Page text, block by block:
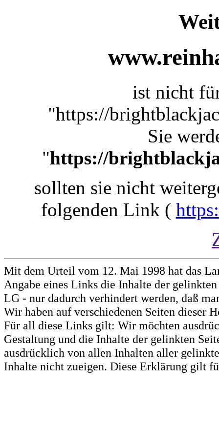
ist nicht
"https://
Sie
"https://
sollten sie nicht
folgenden Link (
Mit dem Urteil vom 12. Mai 1998 hat das
Angabe eines Links die Inhalte der
LG - nur dadurch verhindert werden, daß
Wir haben auf verschiedenen Seiten dieser
Für all diese Links gilt: Wir möchten
Gestaltung und die Inhalte der gelinkten
ausdrücklich von allen Inhalten aller
Inhalte nicht zueigen. Diese Erklärung gilt